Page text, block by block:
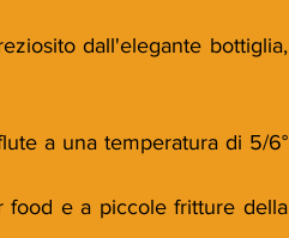
dall'elegante bottiglia,
a una temperatura di 5/6°
food e a piccole fritture della